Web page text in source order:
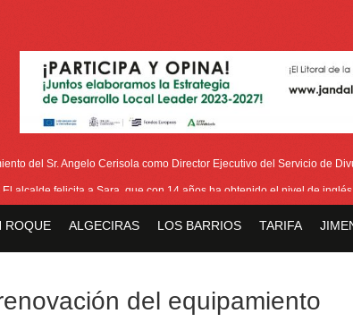
del Sr. Angelo Cerisola como Director Ejecutivo del Servicio de
El alcalde felicita a Sara, que con 14 años ha obtenido el nivel de
ROQUE ALGECIRAS LOS BARRIOS TARIFA
del equipamiento